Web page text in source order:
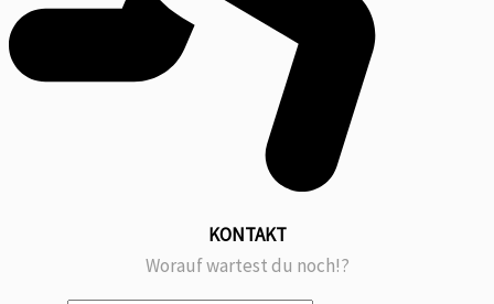
KONTAKT
Worauf wartest du noch!?